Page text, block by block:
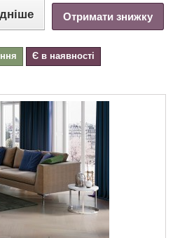
Отримати знижку
Є в наявності